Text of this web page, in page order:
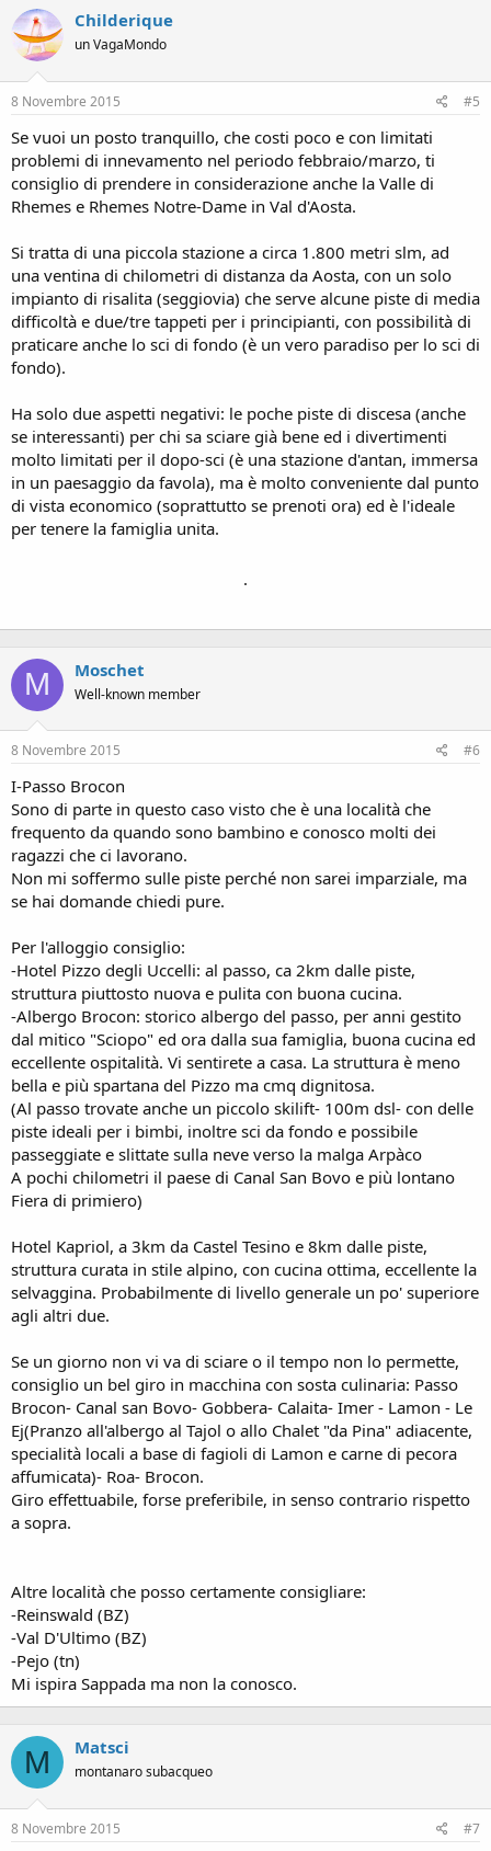
Childerique
un VagaMondo
8 Novembre 2015 #5
Se vuoi un posto tranquillo, che costi poco e con limitati
problemi di innevamento nel periodo febbraio/marzo, ti
consiglio di prendere in considerazione anche la Valle di
Rhemes e Rhemes Notre-Dame in Val d'Aosta.
Si tratta di una piccola stazione a circa 1.800 metri slm, ad
una ventina di chilometri di distanza da Aosta, con un solo
impianto di risalita (seggiovia) che serve alcune piste di media
difficoltà e due/tre tappeti per i principianti, con possibilità di
praticare anche lo sci di fondo (è un vero paradiso per lo sci di
fondo).
Ha solo due aspetti negativi: le poche piste di discesa (anche
se interessanti) per chi sa sciare già bene ed i divertimenti
molto limitati per il dopo-sci (è una stazione d'antan, immersa
in un paesaggio da favola), ma è molto conveniente dal punto
di vista economico (soprattutto se prenoti ora) ed è l'ideale
per tenere la famiglia unita.
.
M Moschet
Well-known member
8 Novembre 2015 #6
I-Passo Brocon
Sono di parte in questo caso visto che è una località che
frequento da quando sono bambino e conosco molti dei
ragazzi che ci lavorano.
Non mi soffermo sulle piste perché non sarei imparziale, ma
se hai domande chiedi pure.
Per l'alloggio consiglio:
-Hotel Pizzo degli Uccelli: al passo, ca 2km dalle piste,
struttura piuttosto nuova e pulita con buona cucina.
-Albergo Brocon: storico albergo del passo, per anni gestito
dal mitico "Sciopo" ed ora dalla sua famiglia, buona cucina ed
eccellente ospitalità. Vi sentirete a casa. La struttura è meno
bella e più spartana del Pizzo ma cmq dignitosa.
(Al passo trovate anche un piccolo skilift- 100m dsl- con delle
piste ideali per i bimbi, inoltre sci da fondo e possibile
passeggiate e slittate sulla neve verso la malga Arpàco
A pochi chilometri il paese di Canal San Bovo e più lontano
Fiera di primiero)
Hotel Kapriol, a 3km da Castel Tesino e 8km dalle piste,
struttura curata in stile alpino, con cucina ottima, eccellente la
selvaggina. Probabilmente di livello generale un po' superiore
agli altri due.
Se un giorno non vi va di sciare o il tempo non lo permette,
consiglio un bel giro in macchina con sosta culinaria: Passo
Brocon- Canal san Bovo- Gobbera- Calaita- Imer - Lamon - Le
Ej(Pranzo all'albergo al Tajol o allo Chalet "da Pina" adiacente,
specialità locali a base di fagioli di Lamon e carne di pecora
affumicata)- Roa- Brocon.
Giro effettuabile, forse preferibile, in senso contrario rispetto
a sopra.
Altre località che posso certamente consigliare:
-Reinswald (BZ)
-Val D'Ultimo (BZ)
-Pejo (tn)
Mi ispira Sappada ma non la conosco.
M Matsci
montanaro subacqueo
8 Novembre 2015 #7